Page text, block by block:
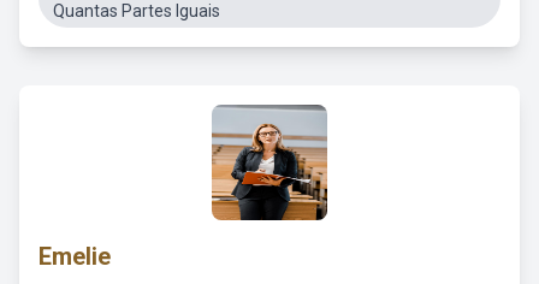
Quantas Partes Iguais
Emelie